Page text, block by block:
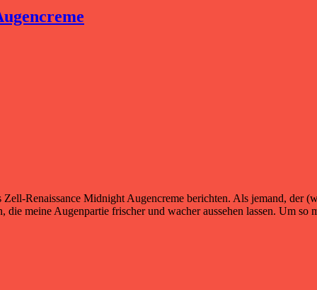
Renaissance Midnight Augencreme berichten. Als jemand, der
meine Augenpartie frischer und wacher aussehen lassen. Um